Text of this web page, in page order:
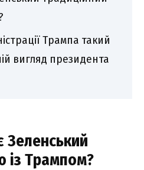
Трампа такий
вигляд президента
Зеленський
із Трампом?